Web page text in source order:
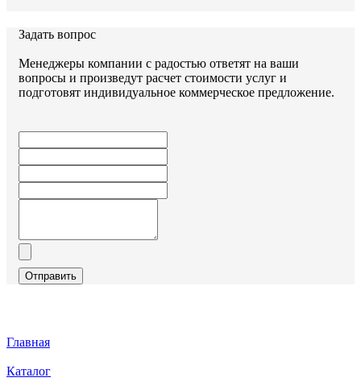
Задать вопрос
Менеджеры компании с радостью ответят на ваши
вопросы и произведут расчет стоимости услуг и
подготовят индивидуальное коммерческое предложение.
Отправить
Главная
Каталог